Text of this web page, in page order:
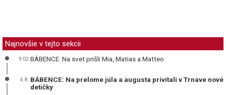
Najnovšie v tejto sekcii
9:02 BÁBENCE: Na svet prišli Mia, Matias a Matteo
4.8. BÁBENCE: Na prelome júla a augusta privítali v Trnave nové
detičky